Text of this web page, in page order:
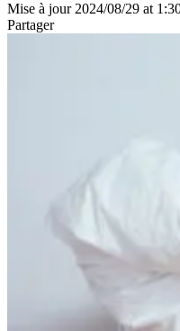
Mise à jour 2024/08/29 at
Partager